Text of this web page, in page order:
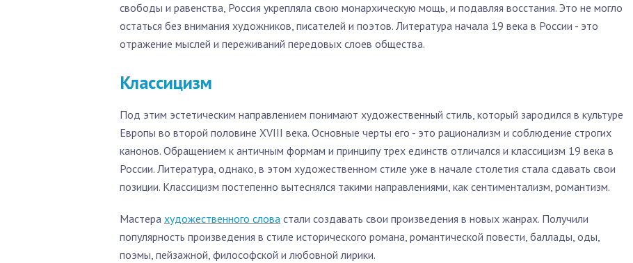
свободы и равенства, Россия укрепляла свою монархическую мощь, и подавляя восстания. Это не могло
остаться без внимания художников, писателей и поэтов. Литература начала 19 века в России - это
отражение мыслей и переживаний передовых слоев общества.
Классицизм
Под этим эстетическим направлением понимают художественный стиль, который зародился в культуре
Европы во второй половине XVIII века. Основные черты его - это рационализм и соблюдение строгих
канонов. Обращением к античным формам и принципу трех единств отличался и классицизм 19 века в
России. Литература, однако, в этом художественном стиле уже в начале столетия стала сдавать свои
позиции. Классицизм постепенно вытеснялся такими направлениями, как сентиментализм, романтизм.
Мастера художественного слова стали создавать свои произведения в новых жанрах. Получили
популярность произведения в стиле исторического романа, романтической повести, баллады, оды,
поэмы, пейзажной, философской и любовной лирики.